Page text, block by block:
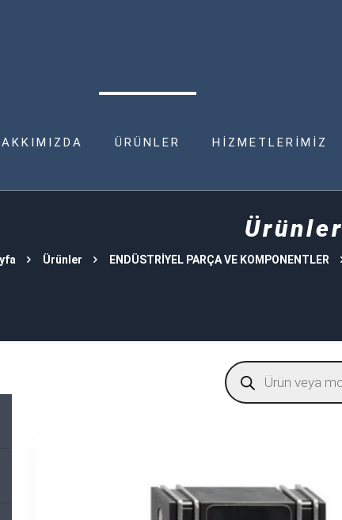
ÜRÜNLER HİZMETLERİMİZ
Ürünler
Ürünler ENDÜSTRİYEL PARÇA VE KOMPONENTLER
Products
search